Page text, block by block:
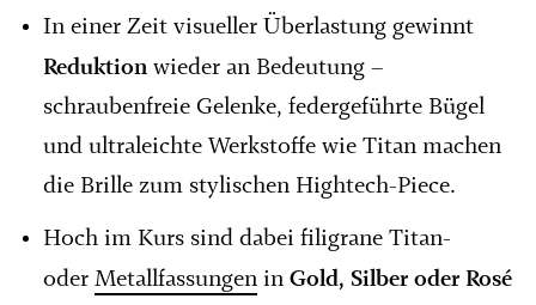
In einer Zeit visueller Überlastung gewinnt
Reduktion wieder an Bedeutung –
schraubenfreie Gelenke, federgeführte Bügel
und ultraleichte Werkstoffe wie Titan machen
die Brille zum stylischen Hightech-Piece.
Hoch im Kurs sind dabei filigrane Titan-
oder Metallfassungen in Gold, Silber oder Rosé